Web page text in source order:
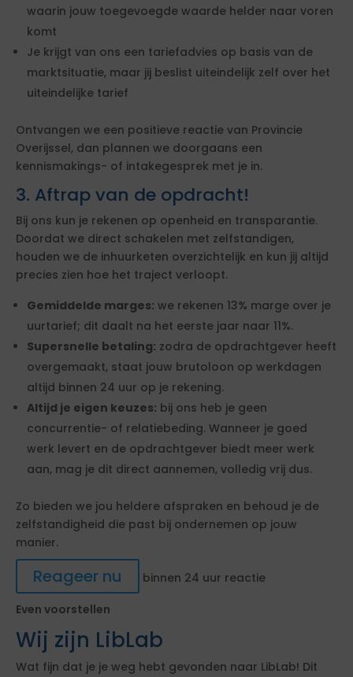
waarin jouw toegevoegde waarde helder naar voren
komt
Je krijgt van ons een tariefadvies op basis van de
marktsituatie, maar jij beslist uiteindelijk zelf over het
uiteindelijke tarief
Ontvangen we een positieve reactie van Provincie
Overijssel, dan plannen we doorgaans een
kennismakings- of intakegesprek met je in.
3. Aftrap van de opdracht!
Bij ons kun je rekenen op openheid en transparantie.
Doordat we direct schakelen met zelfstandigen,
houden we de inhuurketen overzichtelijk en kun jij altijd
precies zien hoe het traject verloopt.
Gemiddelde marges: we rekenen 13% marge over je
uurtarief; dit daalt na het eerste jaar naar 11%.
Supersnelle betaling: zodra de opdrachtgever heeft
overgemaakt, staat jouw brutoloon op werkdagen
altijd binnen 24 uur op je rekening.
Altijd je eigen keuzes: bij ons heb je geen
concurrentie- of relatiebeding. Wanneer je goed
werk levert en de opdrachtgever biedt meer werk
aan, mag je dit direct aannemen, volledig vrij dus.
Zo bieden we jou heldere afspraken en behoud je de
zelfstandigheid die past bij ondernemen op jouw
manier.
Reageer nu
binnen 24 uur reactie
Even voorstellen
Wij zijn LibLab
Wat fijn dat je je weg hebt gevonden naar LibLab! Dit